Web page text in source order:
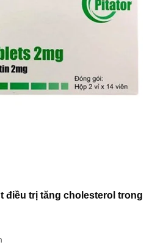
điều trị tăng cholesterol trong